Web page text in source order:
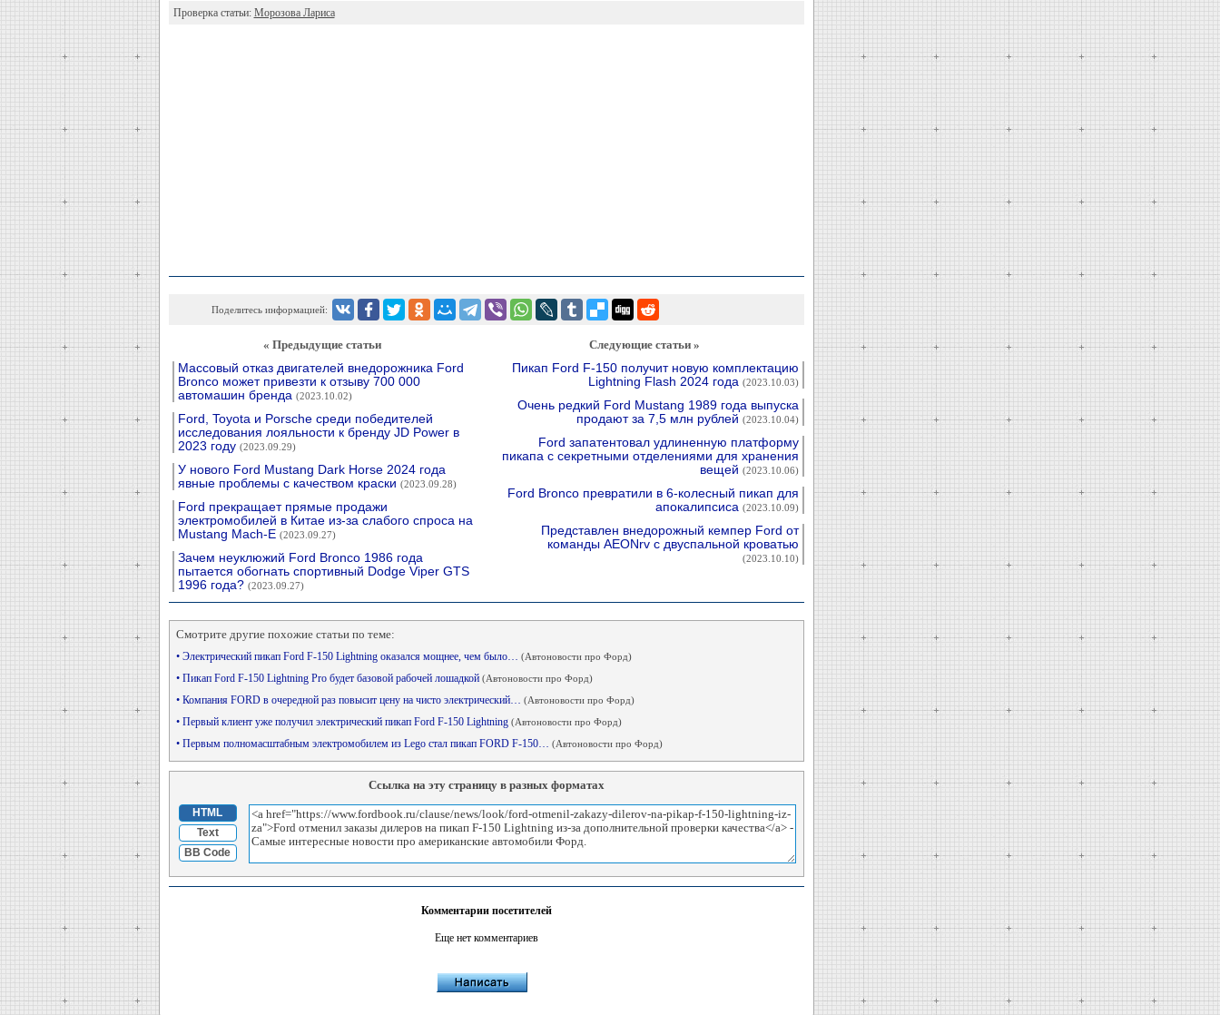
Проверка статьи: Морозова Лариса
Поделитесь информацией:
« Предыдущие статьи
Массовый отказ двигателей внедорожника Ford
Bronco может привезти к отзыву 700 000
автомашин бренда (2023.10.02)
Ford, Toyota и Porsche среди победителей
исследования лояльности к бренду JD Power в
2023 году (2023.09.29)
У нового Ford Mustang Dark Horse 2024 года
явные проблемы с качеством краски (2023.09.28)
Ford прекращает прямые продажи
электромобилей в Китае из-за слабого спроса на
Mustang Mach-E (2023.09.27)
Зачем неуклюжий Ford Bronco 1986 года
пытается обогнать спортивный Dodge Viper GTS
1996 года? (2023.09.27)
Следующие статьи »
Пикап Ford F-150 получит новую комплектацию
Lightning Flash 2024 года (2023.10.03)
Очень редкий Ford Mustang 1989 года выпуска
продают за 7,5 млн рублей (2023.10.04)
Ford запатентовал удлиненную платформу
пикапа с секретными отделениями для хранения
вещей (2023.10.06)
Ford Bronco превратили в 6-колесный пикап для
апокалипсиса (2023.10.09)
Представлен внедорожный кемпер Ford от
команды AEONrv с двуспальной кроватью
(2023.10.10)
Смотрите другие похожие статьи по теме:
• Электрический пикап Ford F-150 Lightning оказался мощнее, чем было… (Автоновости про Форд)
• Пикап Ford F-150 Lightning Pro будет базовой рабочей лошадкой (Автоновости про Форд)
• Компания FORD в очередной раз повысит цену на чисто электрический… (Автоновости про Форд)
• Первый клиент уже получил электрический пикап Ford F-150 Lightning (Автоновости про Форд)
• Первым полномасштабным электромобилем из Lego стал пикап FORD F-150… (Автоновости про Форд)
Ссылка на эту страницу в разных форматах
HTML
Text
BB Code
Комментарии посетителей
Еще нет комментариев